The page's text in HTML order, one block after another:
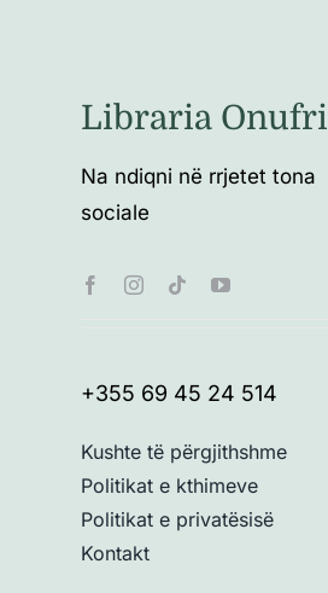
Libraria Onufri
Na ndiqni në rrjetet tona
sociale
+355 69 45 24 514
Kushte të përgjithshme
Politikat e kthimeve
Politikat e privatësisë
Kontakt